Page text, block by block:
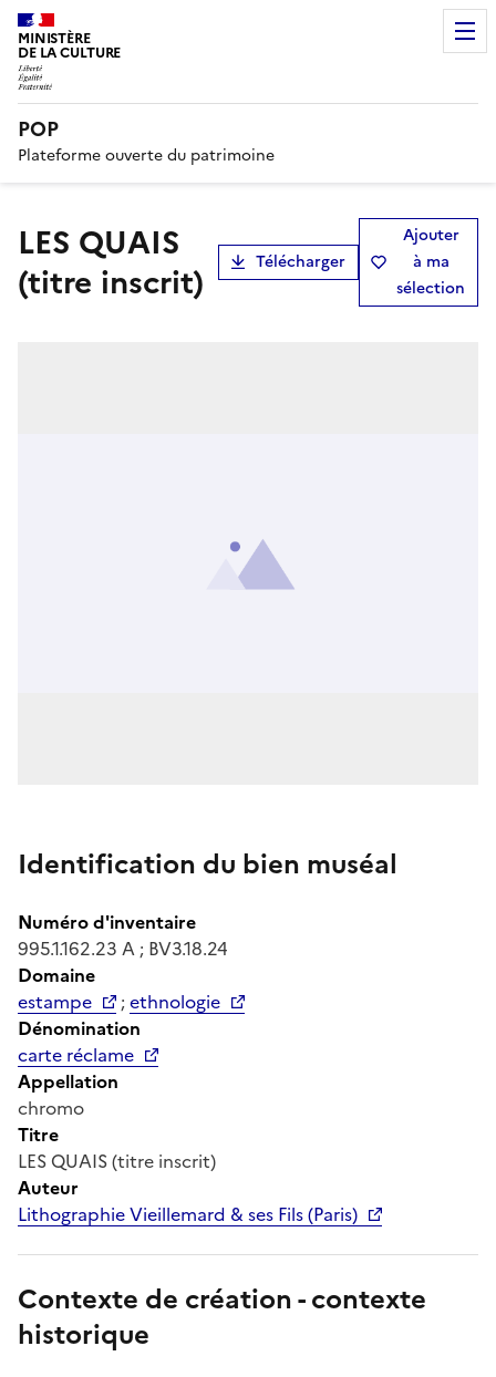
MINISTÈRE
DE LA CULTURE
POP
Plateforme ouverte du patrimoine
LES QUAIS
(titre inscrit)
Télécharger
Ajouter
à ma
sélection
Identification du bien muséal
Numéro d'inventaire
995.1.162.23 A ; BV3.18.24
Domaine
estampe
;ethnologie
Dénomination
carte réclame
Appellation
chromo
Titre
LES QUAIS (titre inscrit)
Auteur
Lithographie Vieillemard & ses Fils (Paris)
Contexte de création - contexte
historique